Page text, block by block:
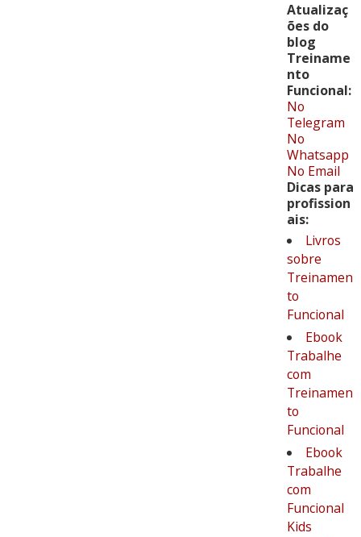
Atualizaç
ões do
blog
Treiname
nto
Funcional:
No
Telegram
No
Whatsapp
No Email
Dicas para
profission
ais:
Livros
sobre
Treinamen
to
Funcional
Ebook
Trabalhe
com
Treinamen
to
Funcional
Ebook
Trabalhe
com
Funcional
Kids